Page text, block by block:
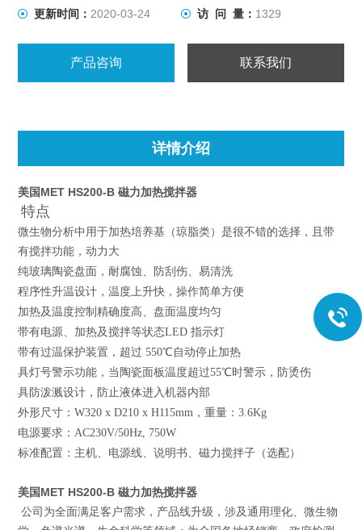
更新时间： 2020-03-24 访 问 量： 1329
产品咨询 联系我们
详情介绍
美国MET HS200-B 磁力加热搅拌器
特点
微生物分析中用于加热培养基（琼脂类）是很不错的选择，且带
有搅拌功能，动力大
纯玻璃陶瓷盘面，耐腐蚀、防刮伤、易清洗
程序性升温设计，温度上升快，操作简单方便
加热及温度控制精确度高、盘面温度均匀
带有电源、加热及搅拌等状态LED 指示灯
带有过温保护装置，超过 550℃自动停止加热
具灯号警示功能，当陶瓷面板温度超过55℃时警示，防烫伤
具防泼溅设计，防止液体进入机器内部
外形尺寸：W320 x D210 x H115mm，重量：3.6Kg
电源要求：AC230V/50Hz, 750W
标准配置：主机、电源线、说明书、磁力搅拌子（选配）
美国MET HS200-B 磁力加热搅拌器
公司为全面满足客户需求，产品线升级，涉及通用理化、微生物